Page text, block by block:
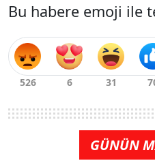
Bu habere emoji ile
GÜNÜN